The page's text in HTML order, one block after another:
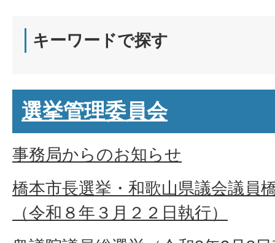
キーワードで探す
選挙管理委員会
事務局からのお知らせ
橋本市長選挙・和歌山県議会議員
（令和８年３月２２日執行）